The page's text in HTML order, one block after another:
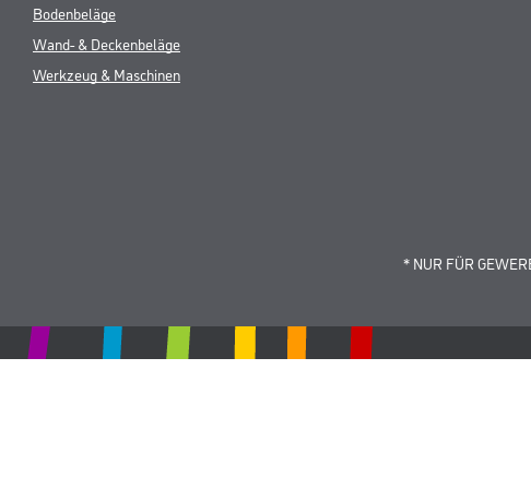
Bodenbeläge
Wand- & Deckenbeläge
Werkzeug & Maschinen
* NUR FÜR